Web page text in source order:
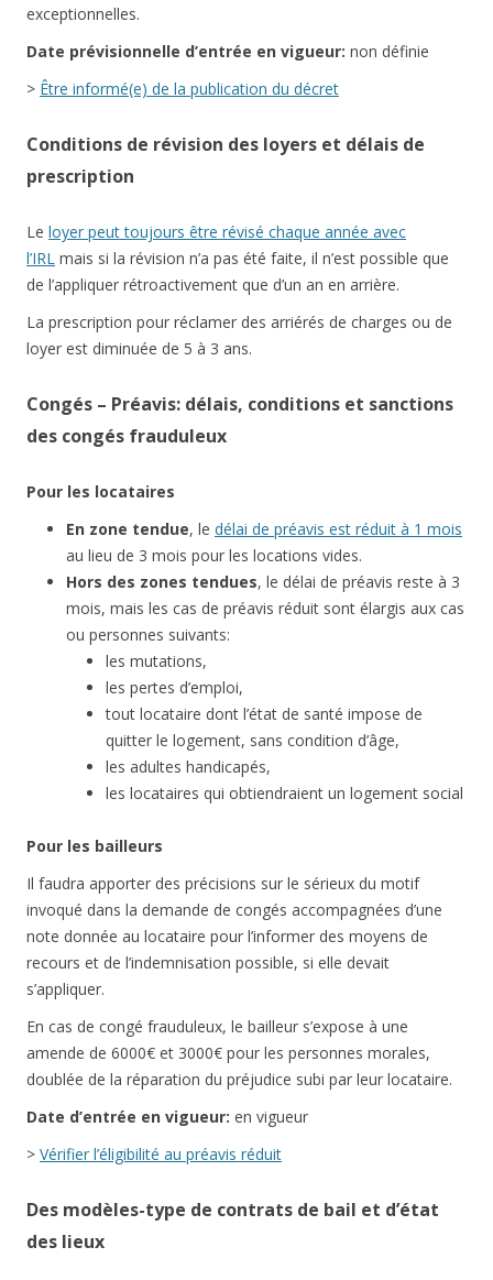
exceptionnelles.
Date prévisionnelle d’entrée en vigueur: non définie
> Être informé(e) de la publication du décret
Conditions de révision des loyers et délais de
prescription
Le loyer peut toujours être révisé chaque année avec
l’IRL mais si la révision n’a pas été faite, il n’est possible que
de l’appliquer rétroactivement que d’un an en arrière.
La prescription pour réclamer des arriérés de charges ou de
loyer est diminuée de 5 à 3 ans.
Congés – Préavis: délais, conditions et sanctions
des congés frauduleux
Pour les locataires
En zone tendue, le délai de préavis est réduit à 1 mois
au lieu de 3 mois pour les locations vides.
Hors des zones tendues, le délai de préavis reste à 3
mois, mais les cas de préavis réduit sont élargis aux cas
ou personnes suivants:
les mutations,
les pertes d’emploi,
tout locataire dont l’état de santé impose de
quitter le logement, sans condition d’âge,
les adultes handicapés,
les locataires qui obtiendraient un logement social
Pour les bailleurs
Il faudra apporter des précisions sur le sérieux du motif
invoqué dans la demande de congés accompagnées d’une
note donnée au locataire pour l’informer des moyens de
recours et de l’indemnisation possible, si elle devait
s’appliquer.
En cas de congé frauduleux, le bailleur s’expose à une
amende de 6000€ et 3000€ pour les personnes morales,
doublée de la réparation du préjudice subi par leur locataire.
Date d’entrée en vigueur: en vigueur
> Vérifier l’éligibilité au préavis réduit
Des modèles-type de contrats de bail et d’état
des lieux